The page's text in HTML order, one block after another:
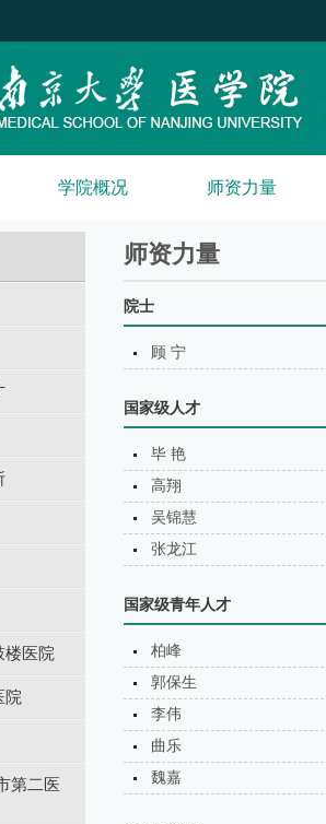
学院概况 师资力量
楼医院
院
第二医
师资力量
院士
顾 宁
国家级人才
毕 艳
高翔
吴锦慧
张龙江
国家级青年人才
柏峰
郭保生
李伟
曲乐
魏嘉